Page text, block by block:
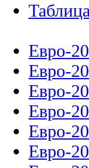
Евро-
Евро-
Евро-
Евро-
Евро-
Евро-